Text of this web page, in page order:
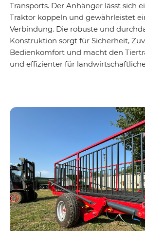
Transports. Der Anhänger lässt sich
Traktor koppeln und gewährleistet
Verbindung. Die robuste und
Konstruktion sorgt für Sicherheit,
Bedienkomfort und macht den
und effizienter für